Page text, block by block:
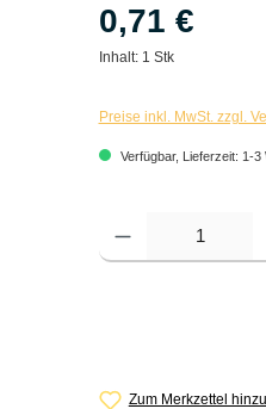
0,71 €
Inhalt: 1 Stk
Preise inkl. MwSt. zzgl.
Verfügbar, Lieferzeit: 1-3
Produkt Anzahl: Gib
Zum Merkzettel